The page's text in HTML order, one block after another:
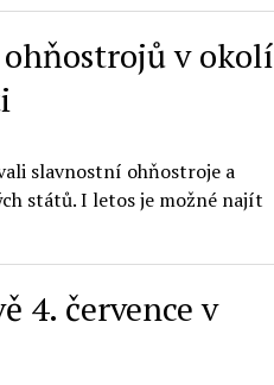
v okolí
slavnostní ohňostroje a
států. I letos je možné najít
4. července v